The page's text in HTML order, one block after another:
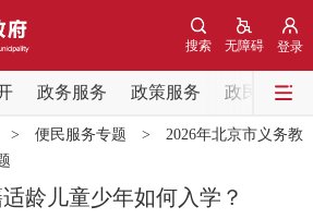
登录
无障碍
搜索
政务服务 政策服务 政民互动
国务院信息 中央部委动态
会议信息 部门动态
> 便民服务专题 > 2026年北京市义务教
龄儿童少年如何入学？